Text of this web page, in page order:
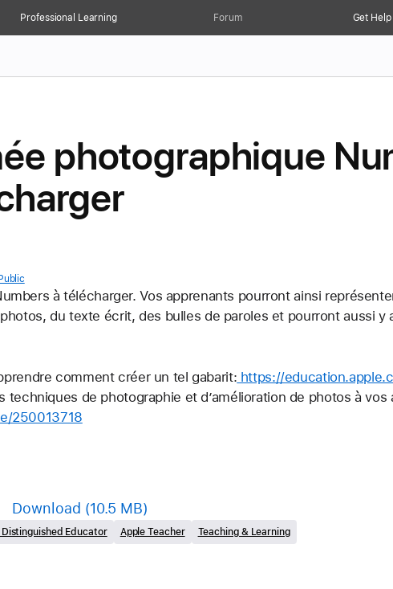
Professional Learning Forum Get Help
photographique
Public
à télécharger. Vos apprenants pourront ainsi
du texte écrit, des bulles de paroles et pourront aussi y
comment créer un tel gabarit: https://
techniques de photographie et d’amélioration de photos à vos
250013718
Download (10.5 MB)
Distinguished Educator Apple Teacher Teaching & Learning